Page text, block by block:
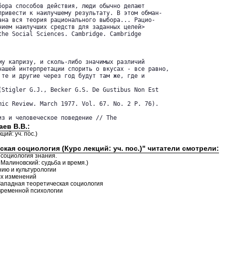
способов действия, люди обычно делают
к наилучшему результату. В этом обман-
вся теория рационального выбора... Рацио-
наилучших средств для заданных целей>
Sciences. Cambridge. Cambridge
капризу, и сколь-либо значимых различий
интерпретации спорить о вкусах - все равно,
и другие через год будут там же, где и
(Stigler G.J., Becker G.S. De Gustibus Non Est
Review. March 1977. Vol. 67. No. 2 P. 76).
и человеческое поведение // The
В.В.:
уч. пос.)
социология (Курс лекций: уч. пос.)" читатели смотрели:
знания.
судьба и время.)
и культурологии
изменений
теоретическая социология
психологии